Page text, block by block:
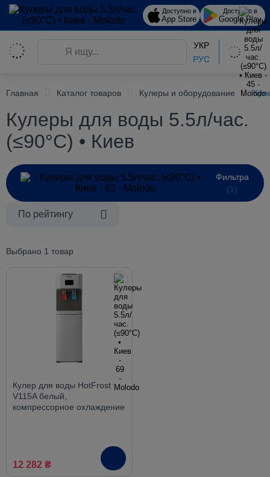
Доступно в
App Store
Доступно в
Google Play
УКР
РУС
Главная Каталог товаров Кулеры и оборудование
Кулеры для воды 5.5л/час.
(≤90°C) • Киев
Фильтра
(1)
По рейтингу
Выбрано 1 товар
Кулер для воды HotFrost
V115A белый,
компрессорное охлаждение
12 282 ₴